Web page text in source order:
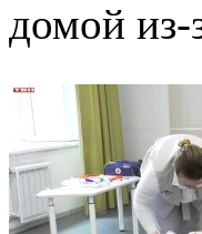
домой из-